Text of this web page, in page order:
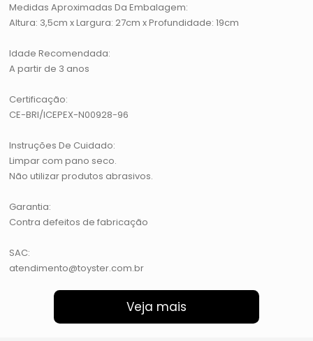
Medidas Aproximadas Da Embalagem:
Altura: 3,5cm x Largura: 27cm x Profundidade: 19cm
Idade Recomendada:
A partir de 3 anos
Certificação:
CE-BRI/ICEPEX-N00928-96
Instruções De Cuidado:
Limpar com pano seco.
Não utilizar produtos abrasivos.
Garantia:
Contra defeitos de fabricação
SAC:
atendimento@toyster.com.br
Veja mais